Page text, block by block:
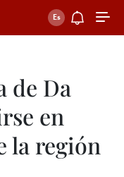
de Da
en
la región